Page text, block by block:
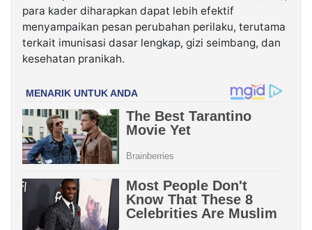
para kader diharapkan dapat lebih efektif
menyampaikan pesan perubahan perilaku, terutama
terkait imunisasi dasar lengkap, gizi seimbang, dan
kesehatan pranikah.